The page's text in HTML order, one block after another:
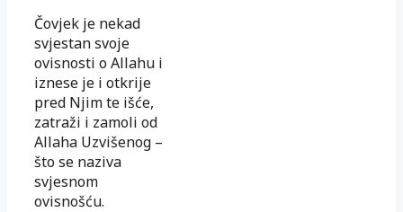
Čovjek je nekad
svjestan svoje
ovisnosti o Allahu i
iznese je i otkrije
pred Njim te išće,
zatraži i zamoli od
Allaha Uzvišenog –
što se naziva
svjesnom
ovisnošću.